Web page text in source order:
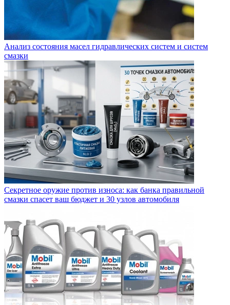
Анализ состояния масел гидравлических систем и систем
смазки
Секретное оружие против износа: как банка правильной
смазки спасет ваш бюджет и 30 узлов автомобиля